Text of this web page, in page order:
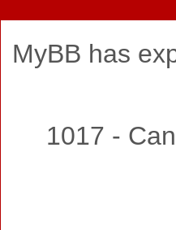
MyBB has
1017 -